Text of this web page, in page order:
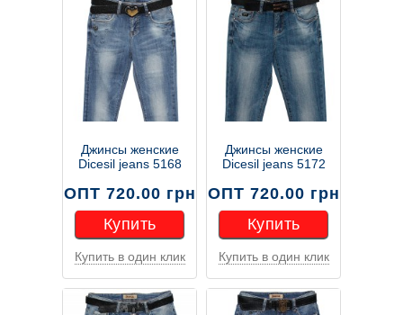
Джинсы женские
Dicesil jeans 5168
ОПТ 720.00 грн
Купить
Купить
Купить в один клик
Джинсы женские
Dicesil jeans 5172
ОПТ 720.00 грн
Купить
Купить
Купить в один клик